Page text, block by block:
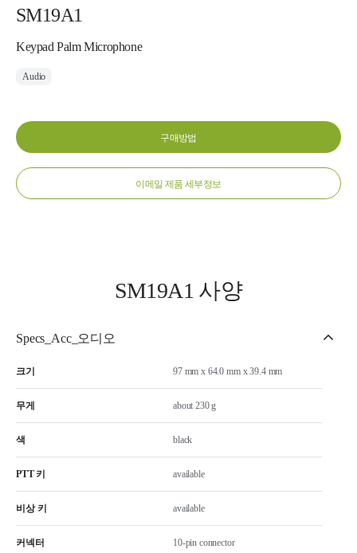
SM19A1
Keypad Palm Microphone
Audio
구매방법
이메일 제품 세부정보
SM19A1 사양
Specs_Acc_오디오
크기 97 mm x 64.0 mm x 39.4 mm
무게 about 230 g
색 black
PTT 키 available
비상 키 available
커넥터 10-pin connector